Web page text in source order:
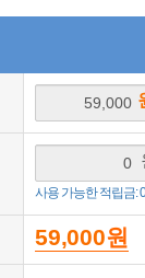
사용 가능한 적립금:
59,000원